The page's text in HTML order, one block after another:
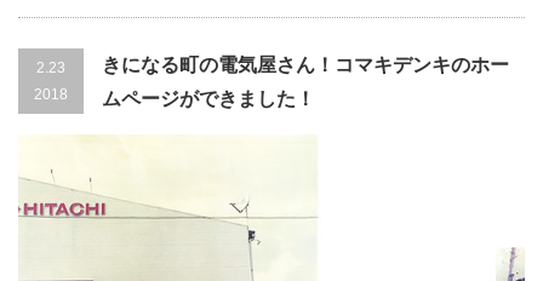
2.23
2018
きになる町の電気屋さん！コマキデンキのホー
ムページができました！